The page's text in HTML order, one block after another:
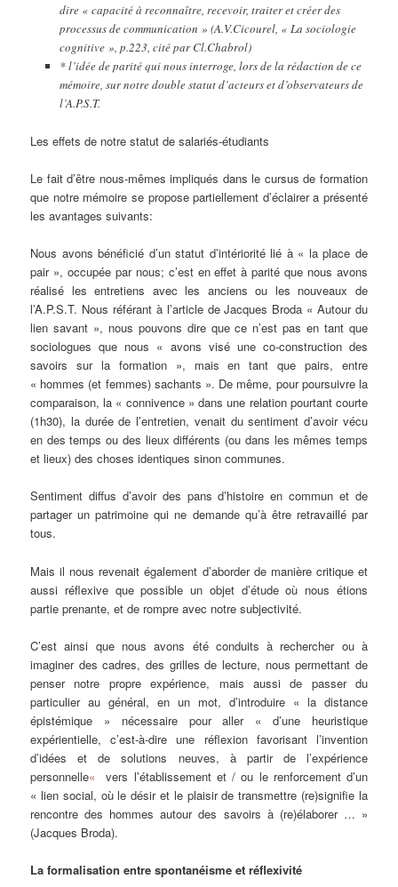
dire « capacité à reconnaître, recevoir, traiter et créer des
processus de communication » (A.V.Cicourel, « La sociologie
cognitive », p.223, cité par Cl.Chabrol)
* l’idée de parité qui nous interroge, lors de la rédaction de ce
mémoire, sur notre double statut d’acteurs et d’observateurs de
l’A.P.S.T.
Les effets de notre statut de salariés-étudiants
Le fait d’être nous-mêmes impliqués dans le cursus de formation
que notre mémoire se propose partiellement d’éclairer a présenté
les avantages suivants:
Nous avons bénéficié d’un statut d’intériorité lié à « la place de
pair », occupée par nous; c’est en effet à parité que nous avons
réalisé les entretiens avec les anciens ou les nouveaux de
l’A.P.S.T. Nous référant à l’article de Jacques Broda « Autour du
lien savant », nous pouvons dire que ce n’est pas en tant que
sociologues que nous « avons visé une co-construction des
savoirs sur la formation », mais en tant que pairs, entre
« hommes (et femmes) sachants ». De même, pour poursuivre la
comparaison, la « connivence » dans une relation pourtant courte
(1h30), la durée de l’entretien, venait du sentiment d’avoir vécu
en des temps ou des lieux différents (ou dans les mêmes temps
et lieux) des choses identiques sinon communes.
Sentiment diffus d’avoir des pans d’histoire en commun et de
partager un patrimoine qui ne demande qu’à être retravaillé par
tous.
Mais il nous revenait également d’aborder de manière critique et
aussi réflexive que possible un objet d’étude où nous étions
partie prenante, et de rompre avec notre subjectivité.
C’est ainsi que nous avons été conduits à rechercher ou à
imaginer des cadres, des grilles de lecture, nous permettant de
penser notre propre expérience, mais aussi de passer du
particulier au général, en un mot, d’introduire « la distance
épistémique » nécessaire pour aller « d’une heuristique
expérientielle, c’est-à-dire une réflexion favorisant l’invention
d’idées et de solutions neuves, à partir de l’expérience
personnelle«
vers l’établissement et / ou le renforcement d’un
« lien social, où le désir et le plaisir de transmettre (re)signifie la
rencontre des hommes autour des savoirs à (re)élaborer … »
(Jacques Broda).
La formalisation entre spontanéisme et réflexivité